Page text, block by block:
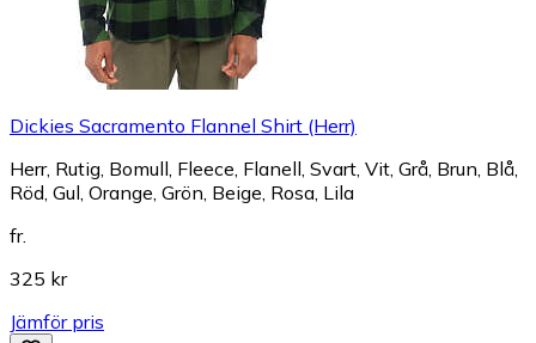
Dickies Sacramento Flannel Shirt (Herr)
Herr, Rutig, Bomull, Fleece, Flanell, Svart, Vit, Grå, Brun, Blå,
Röd, Gul, Orange, Grön, Beige, Rosa, Lila
fr.
325 kr
Jämför pris